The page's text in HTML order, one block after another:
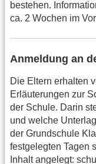
bestehen.
ca. 2 Wochen im
Anmeldung an
Die Eltern erhalten
Erläuterungen zur
der Schule. Darin
und welche
der Grundschule
festgelegten Tagen
Inhalt angelegt: